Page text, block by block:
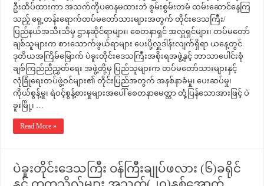
ဦးထိပ်ထားကာ အသက်ကိုပဓာနမထားဘဲ စွမ်းစွမ်းတမံ ထမ်းဆောင်နေကြ
သည့် ရှေ့တန်းရောက်တပ်မတော်သားများအတွက် တိုင်းဒေသကြီး/
ပြည်နယ်အသီးသီမှ ဌာနဆိုင်ရာများ၊ စေတနာရှင် အလှူရှင်များ၊ တပ်မတော်
ချစ်သူများက စားသောက်ဖွယ်ရာများ ပေးပို့လှူဒါန်းလျက်ရှိရာ ယနေ့တွင်
ဒုတိယအကြိမ်မြောက် ပဲခူးတိုင်းဒေသကြီးအစိုးရအဖွဲ့နှင့် ဘာသာပေါင်းစုံ
ချစ်ကြည်ညီညွှတ်ရေး အဖွဲ့တို့မှ ပြည်သူများက တပ်မတော်သားများနှင့်
လုံခြုံရေးတပ်ဖွဲ့ဝင်များ၏ တိုင်းပြည်အတွက် အနစ်နာခံမှု၊ ပေးဆပ်မှု၊
ကိုယ်စွန့်မှု၊ ရဲဝင့်စွန့်စားမှုများအပေါ် စေတနာမေတ္တာ တုံ့ပြန်သောအားဖြင့် ပဲ
ခူးမြို့၊ …
Read More »
ပဲခူးတိုင်းဒေသကြီး ဝန်ကြီးချုပ်ဖလား (၆)ခရိုင်